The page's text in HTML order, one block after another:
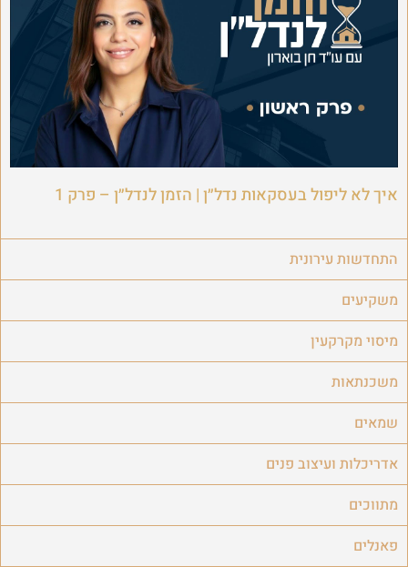
איך לא ליפול בעסקאות נדל״ן | הזמן לנדל״ן – פרק 1
התחדשות עירונית
משקיעים
מיסוי מקרקעין
משכנתאות
שמאים
אדריכלות ועיצוב פנים
מתווכים
פאנלים